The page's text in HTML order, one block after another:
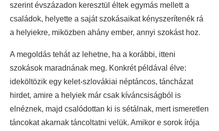
szerint évszázadon keresztül éltek egymás mellett a
családok, helyette a saját szokásaikat kényszerítenék rá
a helyiekre, miközben ahány ember, annyi szokást hoz.
A megoldás tehát az lehetne, ha a korábbi, itteni
szokások maradnának meg. Konkrét példával élve:
ideköltözik egy kelet-szlovákiai néptáncos, táncházat
hirdet, amire a helyiek már csak kíváncsiságból is
elnéznek, majd csalódottan ki is sétálnak, mert ismeretlen
táncokat akarnak táncoltatni velük. Amikor e sorok írója